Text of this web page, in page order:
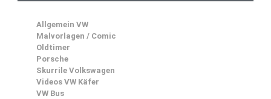
Allgemein VW
Malvorlagen / Comic
Oldtimer
Porsche
Skurrile Volkswagen
Videos VW Käfer
VW Bus